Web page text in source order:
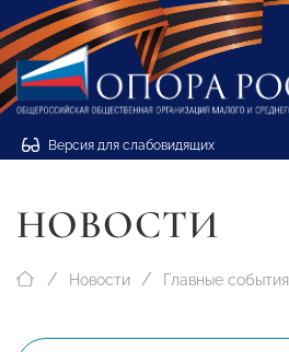
Версия для слабовидящих
НОВОСТИ
Новости Главные события